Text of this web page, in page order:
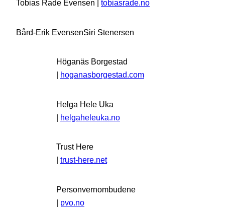
Tobias Rade Evensen | tobiasrade.no
Bård-Erik EvensenSiri Stenersen
Höganäs Borgestad
| hoganasborgestad.com
Helga Hele Uka
| helgaheleuka.no
Trust Here
trust-here.net
Personvernombudene
| pvo.no